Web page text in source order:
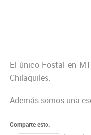
El único Hostal en
Chilaquiles.
Además somos una
Comparte esto: